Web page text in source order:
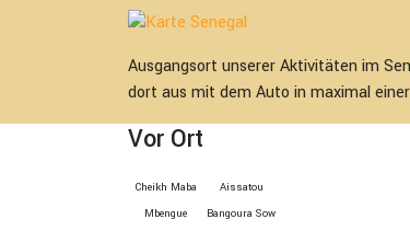
Ausgangsort unserer Aktivitäten im
dort aus mit dem Auto in maximal
Vor Ort
Cheikh Maba
Mbengue
Aissatou
Bangoura Sow